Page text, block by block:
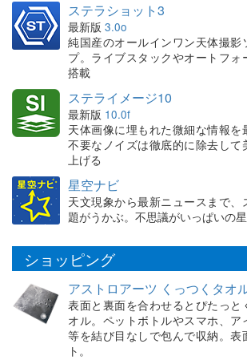
ステラショット3
最新版 3.0o
純国産のオールインワン天体撮影
プ。ライブスタックやオートフォ
搭載
ステライメージ10
最新版 10.0f
天体画像に埋もれた微細な情報を
不要なノイズは徹底的に除去して
上げる
星空ナビ
天文現象から最新ニュースまで
題がうかぶ。不思議がいっぱいの
ショッピング
アストロアーツ くっつくタオ
表面と裏面を合わせるとぴたっと
オル。ペットボトルやスマホ、
等を結び目なしで包んで収納。表
ト。